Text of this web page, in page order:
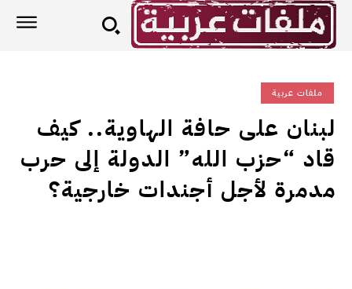
ملفات عربية
لبنان على حافة الهاوية.. كيف
قاد “حزب الله” الدولة إلى حرب
مدمرة لأجل أجندات خارجية؟